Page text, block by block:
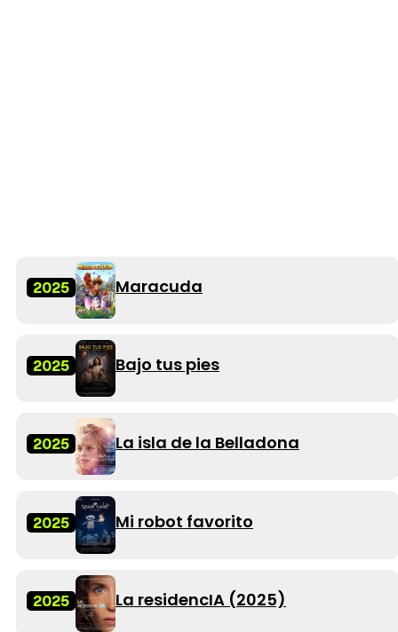
2025 Maracuda
2025 Bajo tus pies
2025 La isla de la Belladona
2025 Mi robot favorito
2025 La residencIA (2025)